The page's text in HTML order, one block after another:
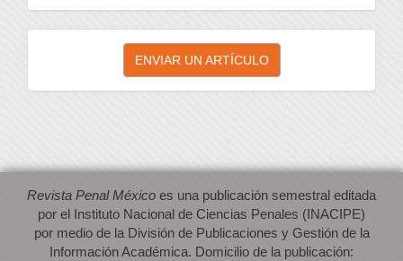
Enviar
artículo
ENVIAR UN ARTÍCULO
Revista Penal México es una publicación semestral editada
por el Instituto Nacional de Ciencias Penales (INACIPE)
por medio de la División de Publicaciones y Gestión de la
Información Académica. Domicilio de la publicación: